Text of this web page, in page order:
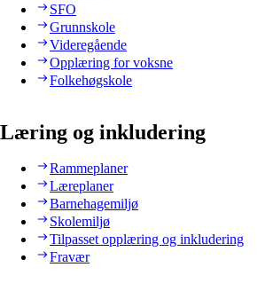
SFO
Grunnskole
Videregående
Opplæring for voksne
Folkehøgskole
Læring og inkludering
Rammeplaner
Læreplaner
Barnehagemiljø
Skolemiljø
Tilpasset opplæring og inkludering
Fravær